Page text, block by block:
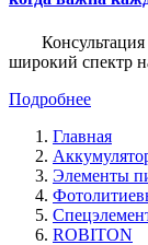
широкий спектр
Подробнее
Главная
Элементы
ROBITON